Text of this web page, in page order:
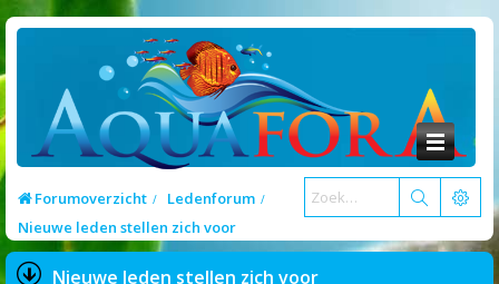
Forumoverzicht
Ledenforum
Nieuwe leden stellen zich voor
Nieuwe leden stellen zich voor